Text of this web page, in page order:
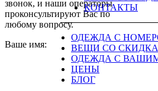
КОНТАКТЫ
ОДЕЖДА С
ВЕЩИ СО
ОДЕЖДА С
ЦЕНЫ
БЛОГ
звонок, и наши операторы
проконсультируют Вас по
любому вопросу.
Ваше имя: